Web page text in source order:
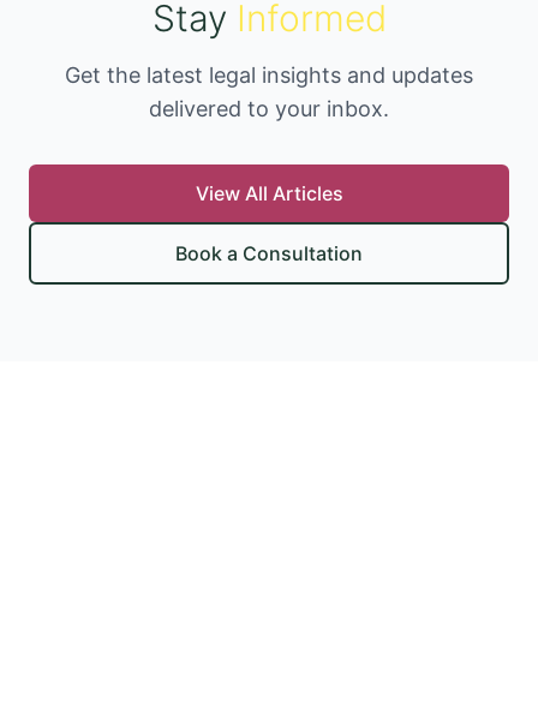
Stay Informed
Get the latest legal insights and updates
delivered to your inbox.
View All Articles
Book a Consultation